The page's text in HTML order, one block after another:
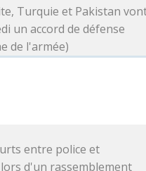
Turquie et Pakistan
un accord de défense
de l'armée)
entre police et
d'un rassemblement